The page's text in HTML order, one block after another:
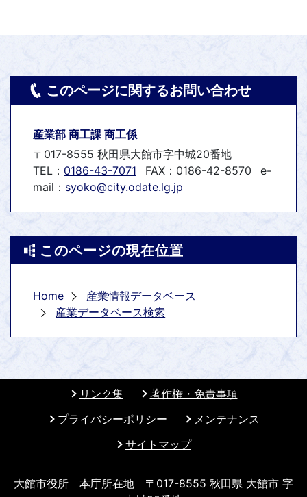
このページに関するお問い合わせ
産業部 商工課 商工係
〒017-8555 秋田県大館市字中城20番地
TEL： 0186-43-7071 FAX：0186-42-8570
e-
mail： syoko@city.odate.lg.jp
このページの現在位置
Home
産業情報データベース
産業データベース検索
リンク集
著作権・免責事項
プライバシーポリシー
メンテナンス
サイトマップ
大館市役所 本庁所在地 〒017-8555 秋田県 大館市 字